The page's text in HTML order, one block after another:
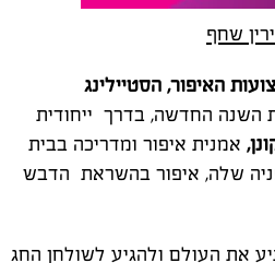
שחף
האיפור, הסטיילינג
השנה החדשה, בדרך ייחודית
אמנית איפור ומדריכה בבית
שלה, איפור בהשראת הדבש
את העולם ולהגיע לשולחן החג